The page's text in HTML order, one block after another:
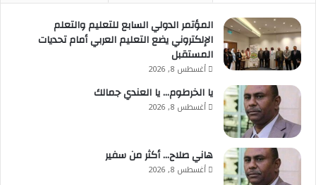
أصبحت أحد المحركات الرئيسية للتحول الاقتصادي الرقمي
في مصر، بما تمثله من أداة فاعلة لتعزيز الشمول المالي
ودعم الابتكار وتحفيز النمو الاقتصادي المستدام، بما يتسق
المؤتمر الدولي السابع للتعليم والتعلم
الإلكتروني يضع التعليم العربي أمام تحديات
المستقبل
أغسطس 8, 2026
يا الخرطوم… يا العندي جمالك
أغسطس 8, 2026
هاني صلاح… أكثر من سفير
أغسطس 8, 2026